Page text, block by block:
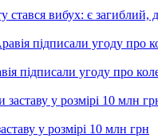
вибух: є загиблий,
підписали угоду про
у розмірі 10 млн грн